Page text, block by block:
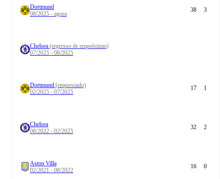
Dortmund
08/2025 - agora
38 3
Chelsea (regresso de empréstimo)
07/2025 - 08/2025
Dortmund (emprestado)
02/2025 - 07/2025
17 1
Chelsea
08/2022 - 02/2025
32 2
Aston Villa
02/2021 - 08/2022
16 0